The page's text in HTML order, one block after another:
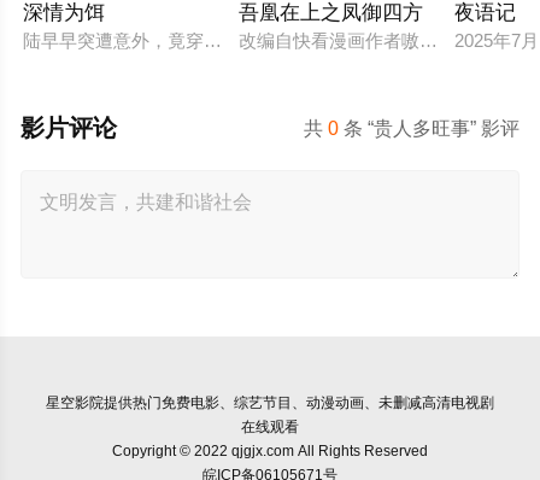
深情为饵
陆早早突遭意外，竟穿越成民国少夫人苏沐晚，醒来，却是丈
吾凰在上之凤御四方
改编自快看漫画作者嗷小泽的独家连
夜语记
2025年7
共0 条 “贵人多旺事” 影评
影片评论
星空影院提供热门免费电影、综艺节目、动漫动画、未删减高清电视剧
在线观看
Copyright © 2022 qjgjx.com All Rights Reserved
皖ICP备06105671号